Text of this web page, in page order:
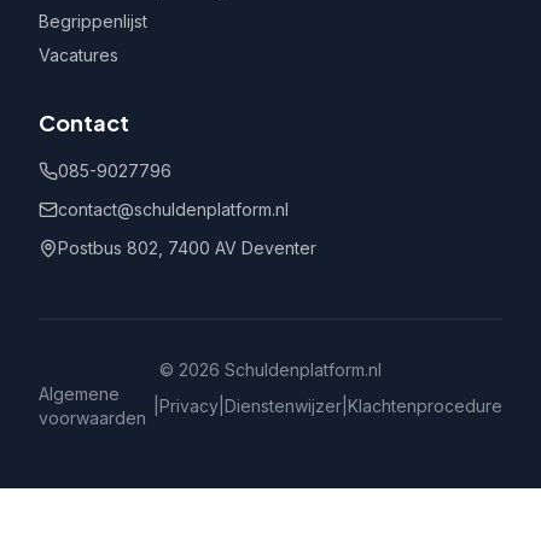
Begrippenlijst
Vacatures
Contact
085-9027796
contact@schuldenplatform.nl
Postbus 802, 7400 AV Deventer
© 2026 Schuldenplatform.nl
Algemene
voorwaarden
Privacy Dienstenwijzer Klachtenprocedure